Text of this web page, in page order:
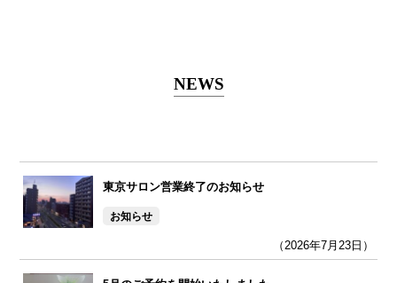
NEWS
東京サロン営業終了のお知らせ
お知らせ
（2026年7月23日）